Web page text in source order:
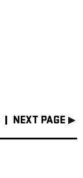
NEXT PAGE